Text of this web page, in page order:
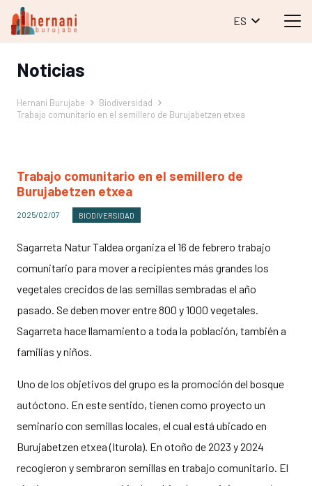
ES
Noticias
Hernani Burujabe
Biodiversidad
Trabajo comunitario en el semillero de Burujabetzen etxea
Trabajo comunitario en el semillero de
Burujabetzen etxea
2025/02/07 BIODIVERSIDAD
Sagarreta Natur Taldea organiza el 16 de febrero trabajo
comunitario para mover a recipientes más grandes los
vegetales crecidos de las semillas sembradas el año
pasado. Se deben mover entre 800 y 1000 vegetales.
Sagarreta hace llamamiento a toda la población, también a
familias y niños.
Uno de los objetivos del grupo es la promoción del bosque
autóctono. En este sentido, tienen como proyecto un
seminario con semillas locales, el cual está ubicado en
Burujabetzen etxea (Iturola). En otoño de 2023 y 2024
recogieron y sembraron semillas en trabajo comunitario. El